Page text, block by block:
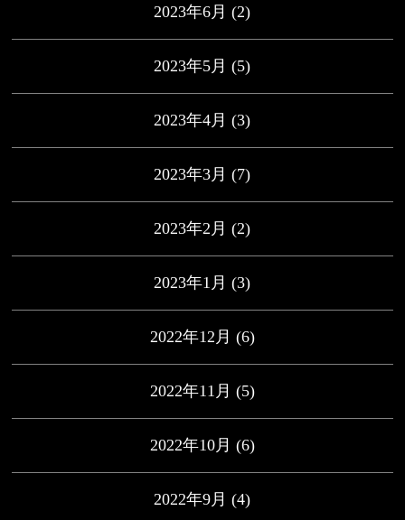
2023年6月 (2)
2023年5月 (5)
2023年4月 (3)
2023年3月 (7)
2023年2月 (2)
2023年1月 (3)
2022年12月 (6)
2022年11月 (5)
2022年10月 (6)
2022年9月 (4)